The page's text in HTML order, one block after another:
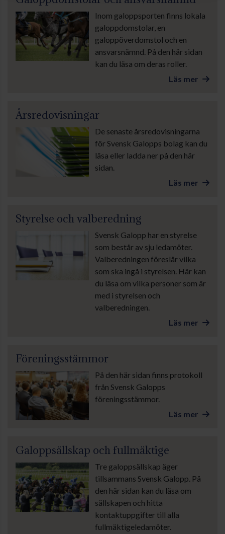
Inom galoppsporten finns lokala
galoppdomstolar, en
galoppöverdomstol och en
ansvarsnämnd. På den här sidan
kan du läsa om deras roller.
Läs mer
Årsredovisningar
De senaste årsredovisningarna
för Svensk Galopps bolag kan du
läsa eller ladda ner på den här
sidan.
Läs mer
Styrelse och valberedning
Svensk Galopp har en styrelse
som består av sju ledamöter.
Valberedningen föreslår vilka
som ska ingå i styrelsen. Här kan
du läsa om vilka personer som är
med i styrelsen och
valberedningen.
Läs mer
Föreningsstämmor
På den här sidan finns protokoll
från Svensk Galopps
föreningsstämmor.
Läs mer
Galoppsällskap och fullmäktige
Tre galoppsällskap äger
tillsammans Svensk Galopp. På
den här sidan kan du läsa om
sällskapen och hitta
kontaktuppgifter till alla
fullmäktigeledamöter.